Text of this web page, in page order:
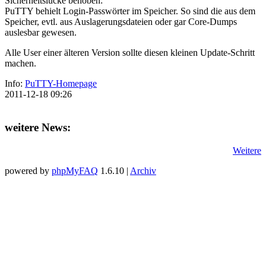
PuTTY behielt Login-Passwörter im Speicher. So sind die aus dem
Speicher, evtl. aus Auslagerungsdateien oder gar Core-Dumps
auslesbar gewesen.
Alle User einer älteren Version sollte diesen kleinen Update-Schritt
machen.
Info: PuTTY-Homepage
2011-12-18 09:26
weitere News:
Weitere
powered by phpMyFAQ 1.6.10 | Archiv